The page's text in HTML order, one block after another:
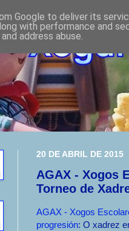
20 DE ABRIL DE 2015
AGAX - Xogos
Torneo de
AGAX - Xogos
progresión: O xadrez
Google to deliver its
with performance and
address abuse.